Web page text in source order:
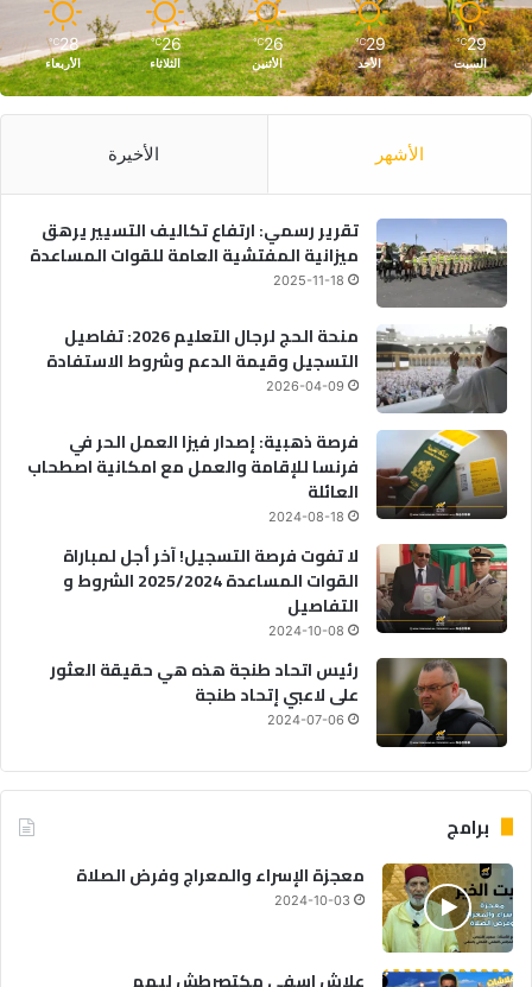
29
℃
السبت
29
℃
الأحد
26
℃
الأثنين
26
℃
الثلاثاء
28
℃
الأربعاء
الأشهر الأخيرة
تقرير رسمي: ارتفاع تكاليف التسيير يرهق
ميزانية المفتشية العامة للقوات المساعدة
2025-11-18
منحة الحج لرجال التعليم 2026: تفاصيل
التسجيل وقيمة الدعم وشروط الاستفادة
2026-04-09
فرصة ذهبية: إصدار فيزا العمل الحر في
فرنسا للإقامة والعمل مع امكانية اصطحاب
العائلة
2024-08-18
لا تفوت فرصة التسجيل! آخر أجل لمباراة
القوات المساعدة 2025/2024 الشروط و
التفاصيل
2024-10-08
رئيس اتحاد طنجة هذه هي حقيقة العثور
على لاعبي إتحاد طنجة
2024-07-06
برامج
معجزة الإسراء والمعراج وفرض الصلاة
2024-10-03
علاش اسفي مكتصرطش ليهم